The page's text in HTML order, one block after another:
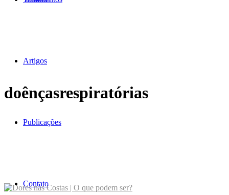
Artigos
Publicações
Contato
doênçasrespiratórias